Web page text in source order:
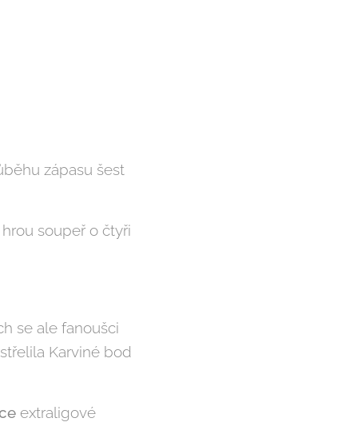
zápasu šest
soupeř o čtyři
se ale fanoušci
Karviné bod
extraligové